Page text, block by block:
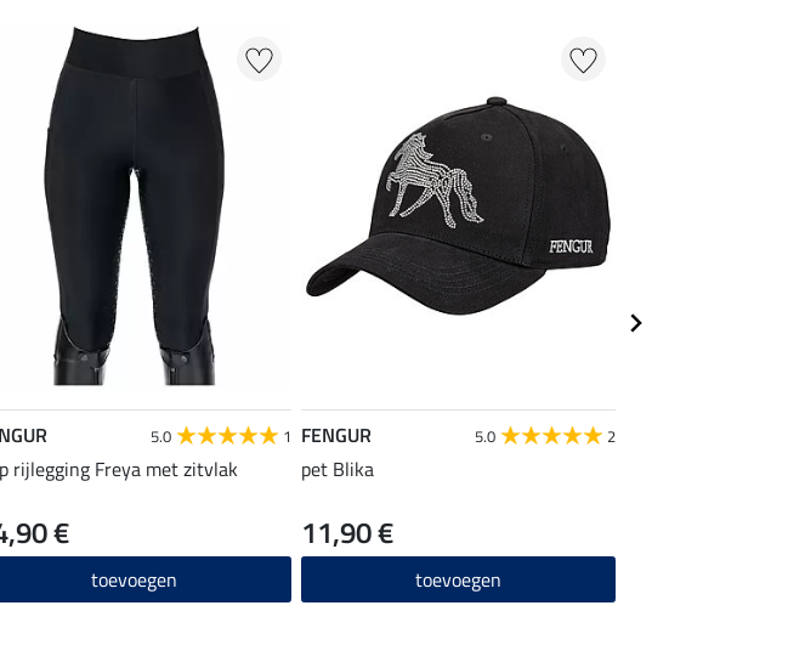
5.0 1
rijlegging Freya met zitvlak
€
toevoegen
FENGUR 5.0 2
pet Blika
11,90 €
toevoegen